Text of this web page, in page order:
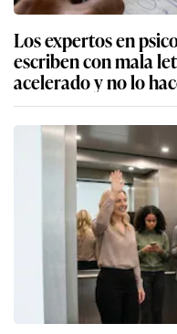
Los expertos en
escriben con mala
acelerado y no lo